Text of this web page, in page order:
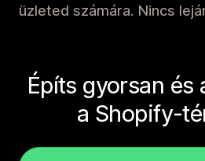
üzleted számára. Nincs
Építs gyorsan és
a Shopify-